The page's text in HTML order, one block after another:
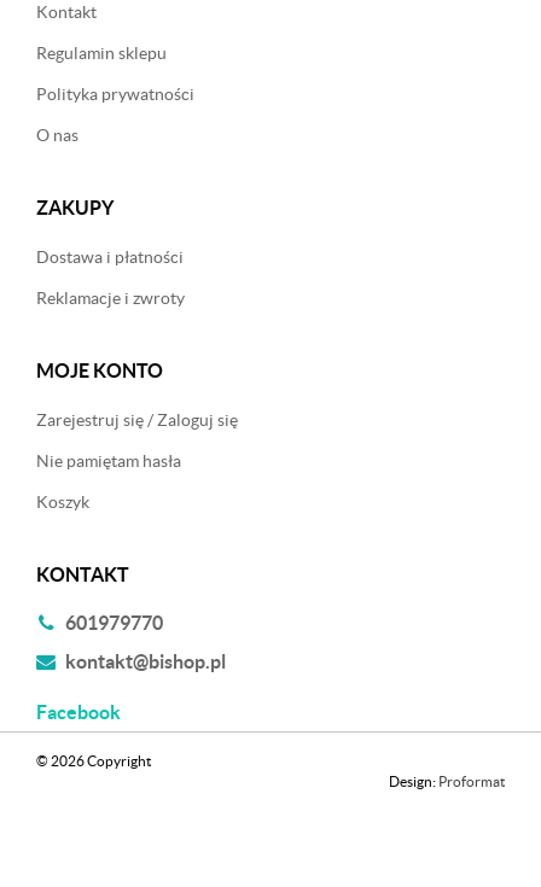
Kontakt
Regulamin sklepu
Polityka prywatności
O nas
ZAKUPY
Dostawa i płatności
Reklamacje i zwroty
MOJE KONTO
Zarejestruj się / Zaloguj się
Nie pamiętam hasła
Koszyk
KONTAKT
601979770
kontakt@bishop.pl
Facebook
© 2026 Copyright
Design: Proformat